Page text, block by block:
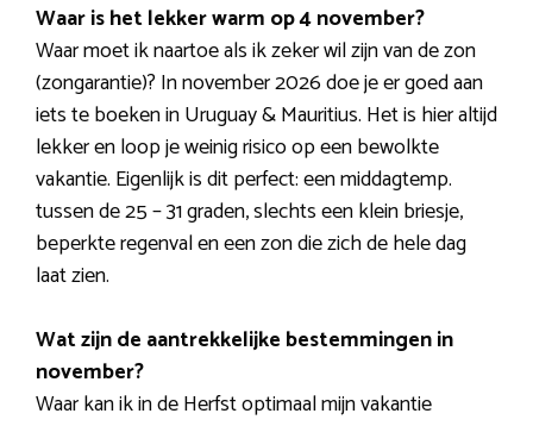
Waar is het lekker warm op 4 november?
Waar moet ik naartoe als ik zeker wil zijn van de zon
(zongarantie)? In november 2026 doe je er goed aan
iets te boeken in Uruguay & Mauritius. Het is hier altijd
lekker en loop je weinig risico op een bewolkte
vakantie. Eigenlijk is dit perfect: een middagtemp.
tussen de 25 – 31 graden, slechts een klein briesje,
beperkte regenval en een zon die zich de hele dag
laat zien.
Wat zijn de aantrekkelijke bestemmingen in
november?
Waar kan ik in de Herfst optimaal mijn vakantie